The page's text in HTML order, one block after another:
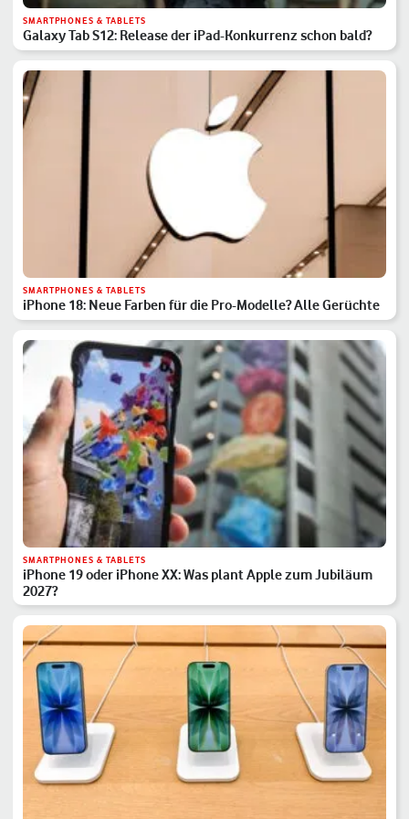
SMARTPHONES & TABLETS
Galaxy Tab S12: Release der iPad-Konkurrenz schon bald?
SMARTPHONES & TABLETS
iPhone 18: Neue Farben für die Pro-Modelle? Alle Gerüchte
SMARTPHONES & TABLETS
iPhone 19 oder iPhone XX: Was plant Apple zum Jubiläum
2027?